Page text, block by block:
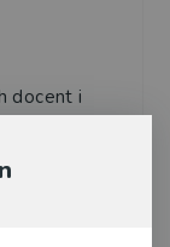
docent i
om